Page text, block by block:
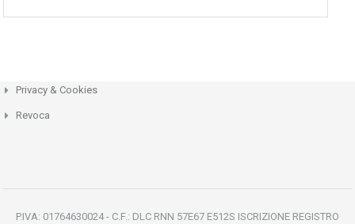
Privacy & Cookies
Revoca
P.IVA: 01764630024 - C.F.: DLC RNN 57E67 E512S ISCRIZIONE REGISTRO